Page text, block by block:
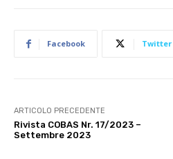
Facebook Twitter
ARTICOLO PRECEDENTE
Rivista COBAS Nr. 17/2023 –
Settembre 2023